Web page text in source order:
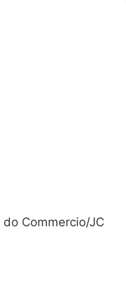
Commercio/JC